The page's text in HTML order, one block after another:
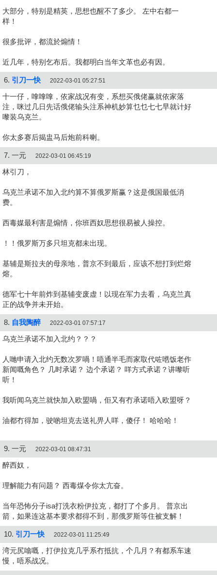
大部分，特别是精英，思想也醒不了多少。 左中右都一
样！
很多批评，都流於煽情！
近几年，特别乞布后。我都明白当年文革也必有因。
6. 引刀一快 2022-03-01 05:27:51
十一仔，嗱嗱嗱，依家战况有变，系想买俄佬赢就依家落
注，咪过几日先话俄佬输头注系神机妙算乜乜七七早就计好
嚟装乌克兰。
你太多赛后揭盅马后炮前科喇。
7. 一元 2022-03-01 06:45:19
林引刀，
乌克兰承诺不加入北约算不算俄罗斯赢？这是俄国最低消
费。
西毒媒最利害是煽情，你班西奴思想很易被人操控。
！！俄罗斯万多只坦克都未出现。
基辅是斯拉夫的母亲地，普京不到最后，应该不想打到烂熔
熔。
德军七十年前炸到基辅变废虚！以现在军力去看，乌克兰真
正的战争并未开始。
8. 自我陶醉 2022-03-01 07:57:17
乌克兰承诺不加入北约？？？
人哋申请入北约无数次罗喎！唔通半毛而家取代咗嚿饭老作
新闻嘅角色？ 几时承诺？ 边个承诺？ 咩方式承诺？讲嚟听
听！
我听闻乌克兰就快加入欧盟喎，佢又有冇承诺唔入欧盟呀？
油都冇得加，驶啲坦克去送礼畀人咩，傻仔！ 哈哈哈！
9. 一元 2022-03-01 08:47:31
醉西奴，
理解能力有问题？ 西毒煤令你太亢奋。
当年恐怖分子isa打洗衣粉伊拉克，都打了个多月。 普京出
箭，如果连这基本要求都得不到，那俄罗斯等住被支解！
10. 引刀一快 2022-03-01 11:25:49
湾元尻噏嘅，打伊拉克几乎系冇抵抗，个几月？有都系车速
慢，唔系战况。